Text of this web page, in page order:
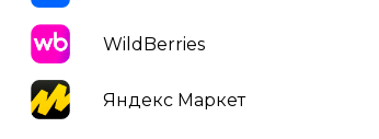
WildBerries
Яндекс Маркет